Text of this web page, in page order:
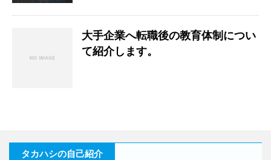
大手企業へ転職後の教育体制につい
て紹介します。
タカハシの自己紹介